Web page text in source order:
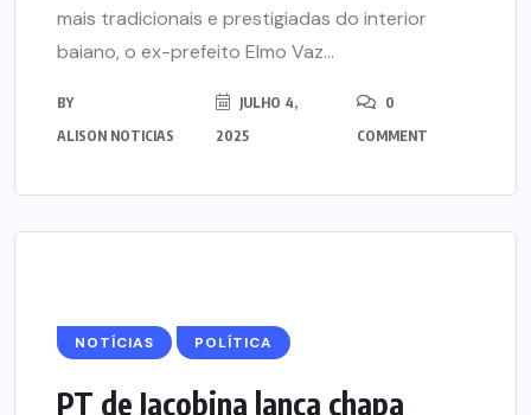
mais tradicionais e prestigiadas do interior
baiano, o ex-prefeito Elmo Vaz...
BY
ALISON NOTICIAS
JULHO 4,
2025
0
COMMENT
NOTÍCIAS POLÍTICA
PT de Jacobina lança chapa